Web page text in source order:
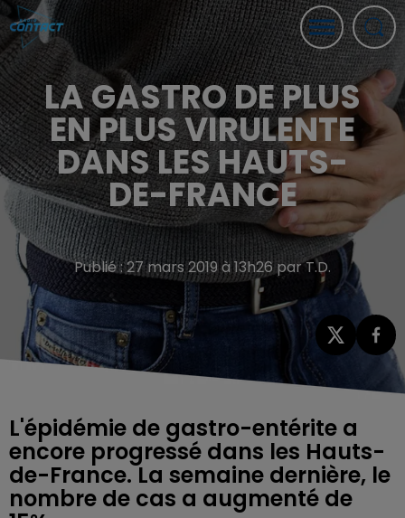
LA GASTRO DE PLUS
EN PLUS VIRULENTE
DANS LES HAUTS-
DE-FRANCE
Publié : 27 mars 2019 à 13h26 par T.D.
L'épidémie de gastro-entérite a
encore progressé dans les Hauts-
de-France. La semaine dernière, le
nombre de cas a augmenté de